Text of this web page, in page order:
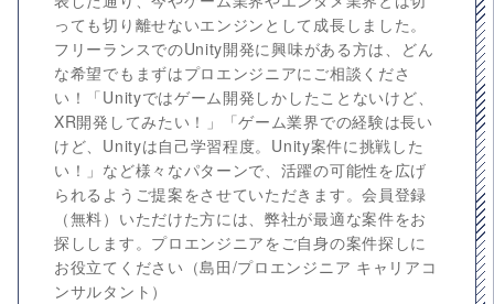
っても切り離せないエンジンとして成長しました。
フリーランスでのUnity開発に興味がある方は、どん
な希望でもまずはプロエンジニアにご相談くださ
い！「Unityではゲーム開発しかしたことないけど、
XR開発してみたい！」「ゲーム業界での経験は長い
けど、Unityは自己学習程度。Unity案件に挑戦した
い！」など様々なパターンで、活躍の可能性を広げ
られるようご提案をさせていただきます。会員登録
（無料）いただけた方には、弊社が最適な案件をお
探しします。プロエンジニアをご自身の案件探しに
お役立てください（島田/プロエンジニア キャリアコ
ンサルタント）